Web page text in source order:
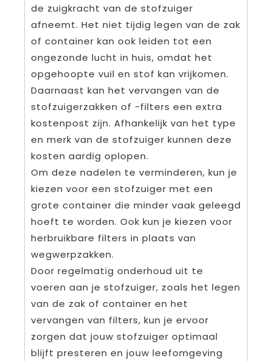
de zuigkracht van de stofzuiger
afneemt. Het niet tijdig legen van de zak
of container kan ook leiden tot een
ongezonde lucht in huis, omdat het
opgehoopte vuil en stof kan vrijkomen.
Daarnaast kan het vervangen van de
stofzuigerzakken of -filters een extra
kostenpost zijn. Afhankelijk van het type
en merk van de stofzuiger kunnen deze
kosten aardig oplopen.
Om deze nadelen te verminderen, kun je
kiezen voor een stofzuiger met een
grote container die minder vaak geleegd
hoeft te worden. Ook kun je kiezen voor
herbruikbare filters in plaats van
wegwerpzakken.
Door regelmatig onderhoud uit te
voeren aan je stofzuiger, zoals het legen
van de zak of container en het
vervangen van filters, kun je ervoor
zorgen dat jouw stofzuiger optimaal
blijft presteren en jouw leefomgeving